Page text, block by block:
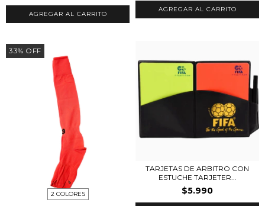
AGREGAR AL CARRITO
33% OFF
2 COLORES
TARJETAS DE ARBITRO CON
ESTUCHE TARJETER...
$5.990